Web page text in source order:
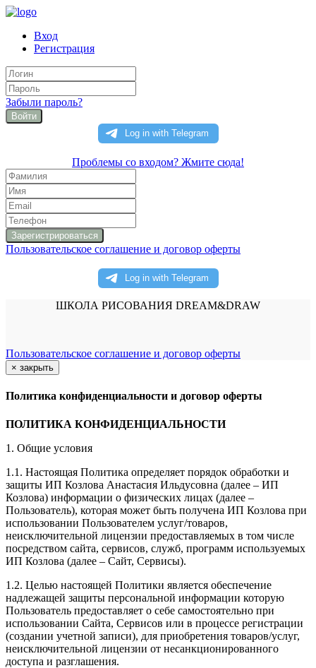
Вход
Регистрация
Забыли пароль?
Войти
Проблемы со входом? Жмите сюда!
Пользовательское соглашение и договор оферты
ШКОЛА РИСОВАНИЯ DREAM&DRAW
Пользовательское соглашение и договор оферты
× закрыть
Политика конфиденциальности и договор оферты
ПОЛИТИКА КОНФИДЕНЦИАЛЬНОСТИ
1. Общие условия
1.1. Настоящая Политика определяет порядок обработки и
защиты ИП Козлова Анастасия Ильдусовна (далее – ИП
Козлова) информации о физических лицах (далее –
Пользователь), которая может быть получена ИП Козлова при
использовании Пользователем услуг/товаров,
неисключительной лицензии предоставляемых в том числе
посредством сайта, сервисов, служб, программ используемых
ИП Козлова (далее – Сайт, Сервисы).
1.2. Целью настоящей Политики является обеспечение
надлежащей защиты персональной информации которую
Пользователь предоставляет о себе самостоятельно при
использовании Сайта, Сервисов или в процессе регистрации
(создании учетной записи), для приобретения товаров/услуг,
неисключительной лицензии от несанкционированного
доступа и разглашения.